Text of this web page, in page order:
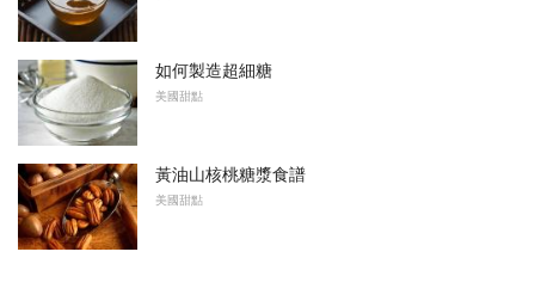
如何製造超細糖
美國甜點
黃油山核桃糖漿食譜
美國甜點